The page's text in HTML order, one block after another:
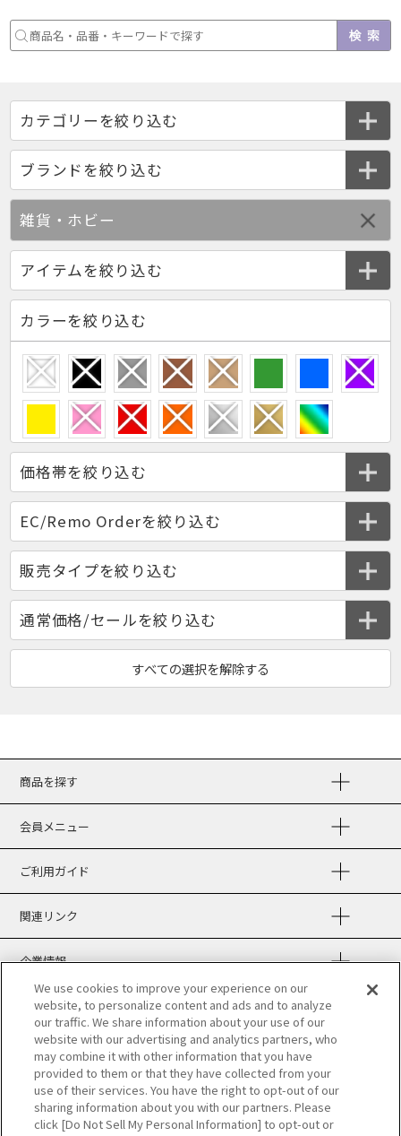
雑貨・ホビー
カラーを絞り込む
商品を探す
会員メニュー
ご利用ガイド
関連リンク
企業情報
当サイトの表示価格は個別に税込・税抜等の
We use cookies to improve your experience on our
website, to personalize content and ads and to analyze
our traffic. We share information about your use of our
website with our advertising and analytics partners, who
may combine it with other information that you have
provided to them or that they have collected from your
use of their services. You have the right to opt-out of our
sharing information about you with our partners. Please
click [Do Not Sell My Personal Information] to opt-out or